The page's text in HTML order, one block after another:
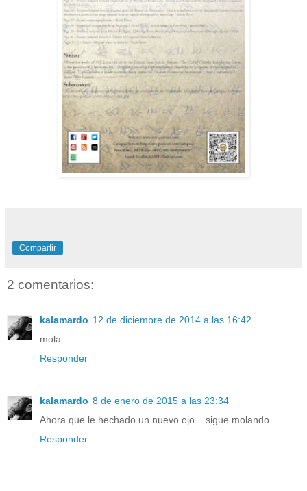
Compartir
2 comentarios:
kalamardo 12 de diciembre de 2014 a las 16:42
mola.
Responder
kalamardo 8 de enero de 2015 a las 23:34
Ahora que le hechado un nuevo ojo... sigue molando.
Responder